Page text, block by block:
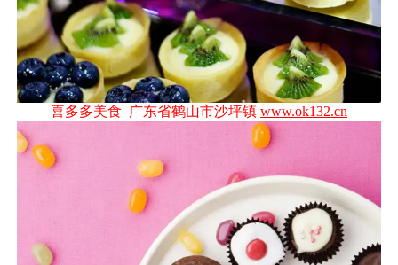
喜多多美食 广东省鹤山市沙坪镇 www.ok132.cn